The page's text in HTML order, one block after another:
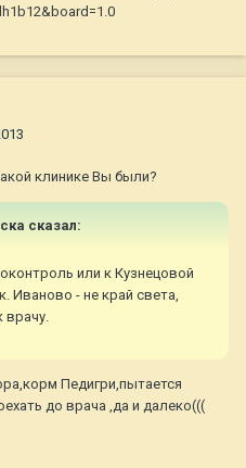
клинике Вы были?
сказал:
или к Кузнецовой
Иваново - не край света,
врачу.
Педигри,пытается
до врача ,да и далеко(((